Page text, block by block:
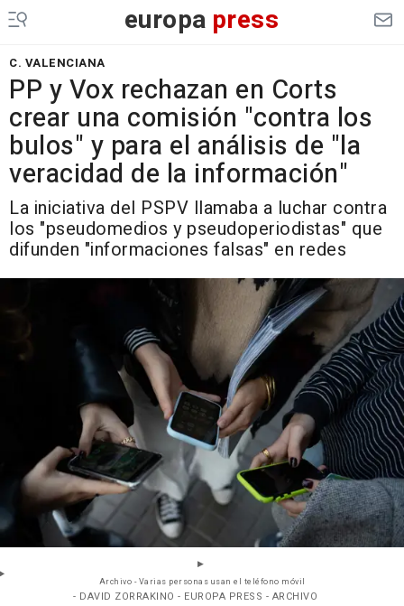
europa press
C. VALENCIANA
PP y Vox rechazan en Corts
crear una comisión "contra los
bulos" y para el análisis de "la
veracidad de la información"
La iniciativa del PSPV llamaba a luchar contra
los "pseudomedios y pseudoperiodistas" que
difunden "informaciones falsas" en redes
Archivo - Varias personas usan el teléfono móvil
- DAVID ZORRAKINO - EUROPA PRESS - ARCHIVO